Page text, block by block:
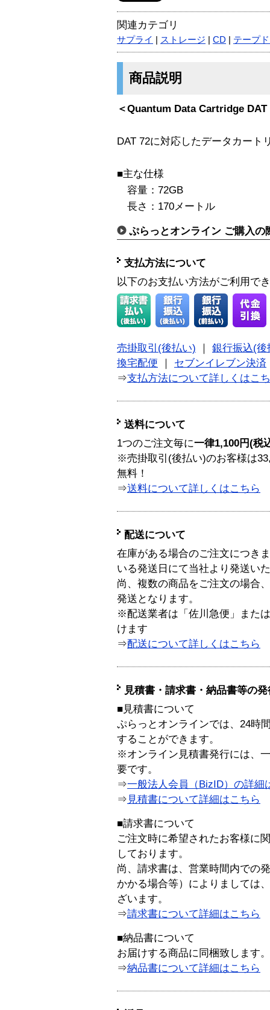
関連カテゴリ
サプライ ストレージ CD テープ
商品説明
＜Quantum Data Cartridge DAT
DAT 72に対応したデータカート
■主な仕様
容量：72GB
長さ：170メートル
ぷらっとオンライン ご購入の
支払方法について
以下のお支払い方法がご利用で
売掛取引(後払い)
銀行振込(後
換宅配便
セブンイレブン決済
⇒支払方法について詳しくはこ
送料について
1つのご注文毎に一律1,100円(税
※売掛取引(後払い)のお客様は
無料！
⇒送料について詳しくはこちら
配送について
在庫がある場合のご注文につき
いる発送日にて当社より発送い
尚、複数の商品をご注文の場合
発送となります。
※配送業者は「佐川急便」また
けます
⇒配送について詳しくはこちら
見積書・請求書・納品書等の
■見積書について
ぷらっとオンラインでは、24時
することができます。
※オンライン見積書発行には、
要です。
⇒一般法人会員（BizID）の詳細
⇒ 見積書について詳細はこちら
■請求書について
ご注文時に希望されたお客様に
しております。
尚、請求書は、営業時間内での
かかる場合等）によりましては
ざいます。
⇒請求書について詳細はこちら
■納品書について
お届けする商品に同梱致します。
⇒納品書について詳細はこちら